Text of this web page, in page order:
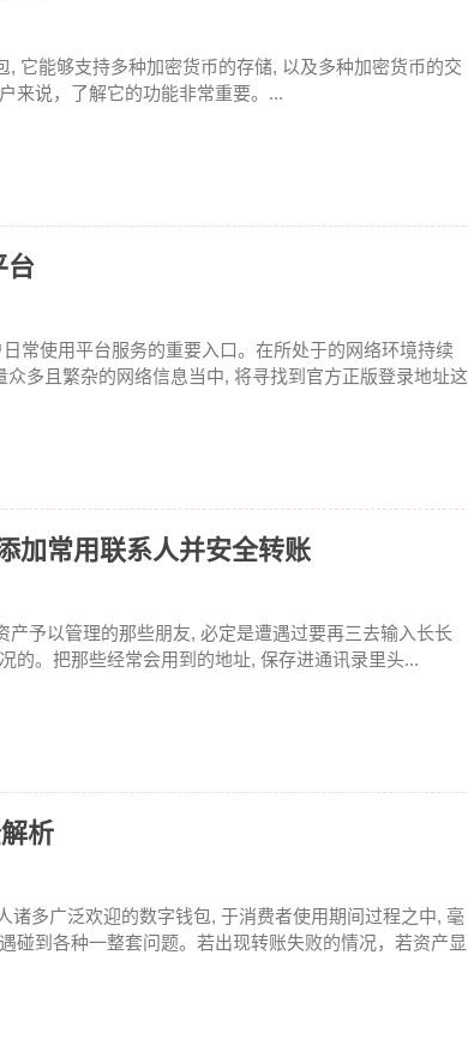
, 它能够支持多种加密货币的存储, 以及多种加密货币的交
来说，了解它的功能非常重要。...
台
常使用平台服务的重要入口。在所处于的网络环境持续
众多且繁杂的网络信息当中, 将寻找到官方正版登录地址这
加常用联系人并安全转账
产予以管理的那些朋友, 必定是遭遇过要再三去输入长长
的。把那些经常会用到的地址, 保存进通讯录里头...
析
诸多广泛欢迎的数字钱包, 于消费者使用期间过程之中, 毫
碰到各种一整套问题。若出现转账失败的情况，若资产显